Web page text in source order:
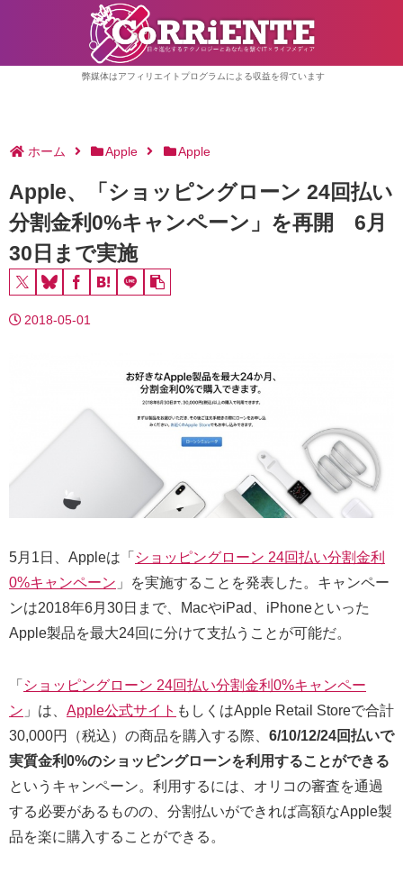
弊媒体はアフィリエイトプログラムによる収益を得ています
ホーム Apple Apple
Apple、「ショッピングローン 24回払い
分割金利0%キャンペーン」を再開 6月
30日まで実施
2018-05-01
5月1日、Appleは「 ショッピングローン 24回払い分割金利
0%キャンペーン 」を実施することを発表した。キャンペー
ンは2018年6月30日まで、MacやiPad、iPhoneといった
Apple製品を最大24回に分けて支払うことが可能だ。
「 ショッピングローン 24回払い分割金利0%キャンペー
ン 」は、 Apple公式サイト もしくはApple Retail Storeで合計
30,000円（税込）の商品を購入する際、 6/10/12/24回払いで
実質金利0%のショッピングローンを利用することができる
というキャンペーン。利用するには、オリコの審査を通過
する必要があるものの、分割払いができれば高額なApple製
品を楽に購入することができる。